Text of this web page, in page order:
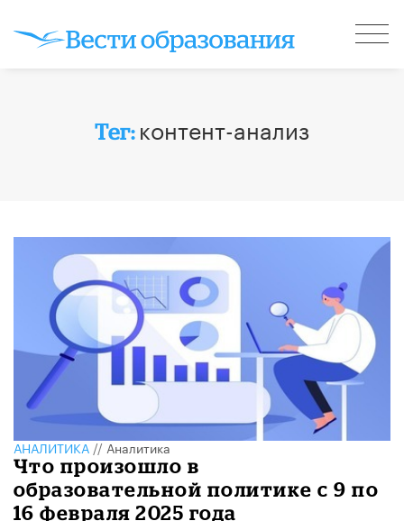
Тег: контент-анализ
АНАЛИТИКА//Аналитика
Что произошло в
образовательной политике с 9 по
16 февраля 2025 года